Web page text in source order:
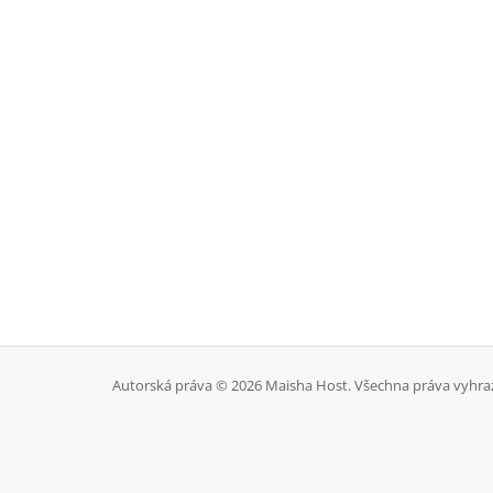
Autorská práva © 2026 Maisha Host. Všechna práva